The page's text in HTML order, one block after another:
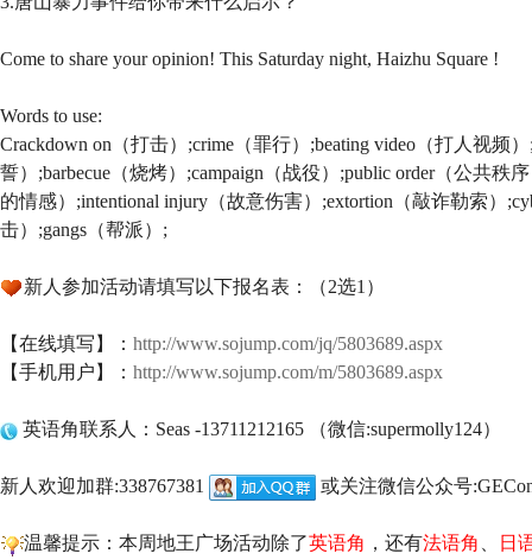
Come to share your opinion! This Saturday night, Haizhu Square !
Words to use:
Crackdown on（打击）;crime（罪行）;beating video（打人视频
誓）;barbecue（烧烤）;campaign（战役）;public order（公共秩
的情感）;intentional injury（故意伤害）;extortion（敲诈勒索）
击）;gangs（帮派）;
新人参加活动请填写以下报名表：（2选1）
【在线填写】： http://www.sojump.com/jq/5803689.aspx
【手机用户】： http://www.sojump.com/m/5803689.aspx
英语角联系人：Seas -13711212165 （微信:supermolly124）
新人欢迎加群:338767381 或关注微信公众号
温馨提示：本周地王广场活动除了英语角 ，还有法语角
日